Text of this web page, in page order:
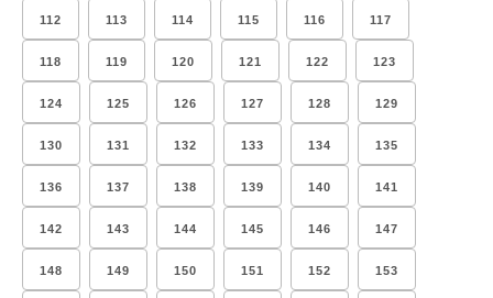
112 113 114 115 116 117
118 119 120 121 122 123
124 125 126 127 128 129
130 131 132 133 134 135
136 137 138 139 140 141
142 143 144 145 146 147
148 149 150 151 152 153